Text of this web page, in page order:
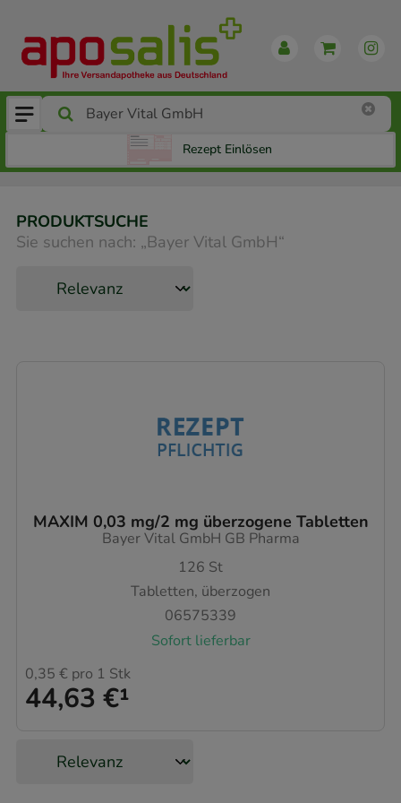
Rezept Einlösen
PRODUKTSUCHE
Sie suchen nach: „Bayer Vital GmbH“
MAXIM 0,03 mg/2 mg überzogene Tabletten
Bayer Vital GmbH GB Pharma
126 St
Tabletten, überzogen
06575339
Sofort lieferbar
44,63 €¹
0,35 € pro 1 Stk